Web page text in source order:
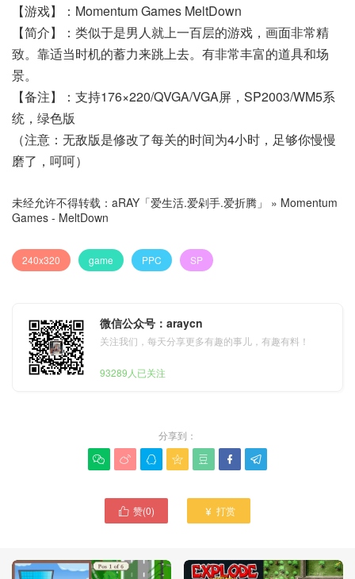
【游戏】：Momentum Games MeltDown
【简介】：类似于是男人就上一百层的游戏，画面非常精
致。靠适当时机的蓄力来跳上去。有非常丰富的道具和场
景。
【备注】：支持176×220/QVGA/VGA屏，SP2003/WM5系
统，绿色版
（注意：无敌版是修改了每关的时间为4小时，足够你慢慢
磨了，呵呵）
未经允许不得转载： aRAY「爱生活.爱剁手.爱折腾」 » Momentum
Games - MeltDown
240x320 game PPC SP
微信公众号：araycn
关注我们，每天分享更多有趣的事儿，有趣有料！
93289人已关注
分享到：
      
 赞(0)  打赏